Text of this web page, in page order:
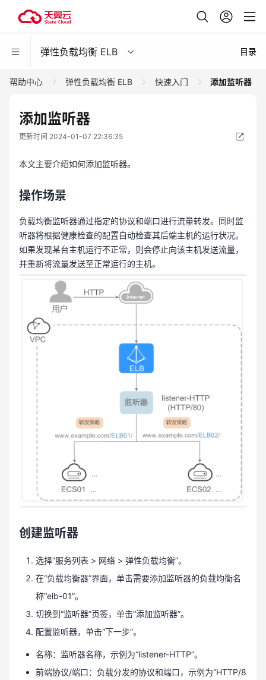
弹性负载均衡 ELB 目录
帮助中心 弹性负载均衡 ELB 快速入门 添加监听器
添加监听器
更新时间 2024-01-07 22:36:35
本文主要介绍如何添加监听器。
操作场景
负载均衡监听器通过指定的协议和端口进行流量转发。同时监
听器将根据健康检查的配置自动检查其后端主机的运行状况。
如果发现某台主机运行不正常，则会停止向该主机发送流量，
并重新将流量发送至正常运行的主机。
创建监听器
选择“服务列表 > 网络 > 弹性负载均衡”。
在“负载均衡器”界面，单击需要添加监听器的负载均衡名
称“elb-01”。
切换到“监听器”页签，单击“添加监听器”。
配置监听器，单击“下一步”。
名称：监听器名称，示例为“listener-HTTP”。
前端协议/端口：负载分发的协议和端口，示例为“HTTP/8